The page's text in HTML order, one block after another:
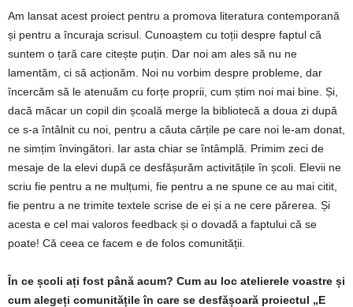
Am lansat acest proiect pentru a promova literatura contemporană
și pentru a încuraja scrisul. Cunoaștem cu toții despre faptul că
suntem o țară care citește puțin. Dar noi am ales să nu ne
lamentăm, ci să acționăm. Noi nu vorbim despre probleme, dar
încercăm să le atenuăm cu forțe proprii, cum știm noi mai bine. Și,
dacă măcar un copil din școală merge la bibliotecă a doua zi după
ce s-a întâlnit cu noi, pentru a căuta cărțile pe care noi le-am donat,
ne simțim învingători. Iar asta chiar se întâmplă. Primim zeci de
mesaje de la elevi după ce desfășurăm activitățile în școli. Elevii ne
scriu fie pentru a ne mulțumi, fie pentru a ne spune ce au mai citit,
fie pentru a ne trimite textele scrise de ei și a ne cere părerea. Și
acesta e cel mai valoros feedback și o dovadă a faptului că se
poate! Că ceea ce facem e de folos comunității.
În ce școli ați fost până acum? Cum au loc atelierele voastre și
cum alegeți comunitățile în care se desfășoară proiectul „E